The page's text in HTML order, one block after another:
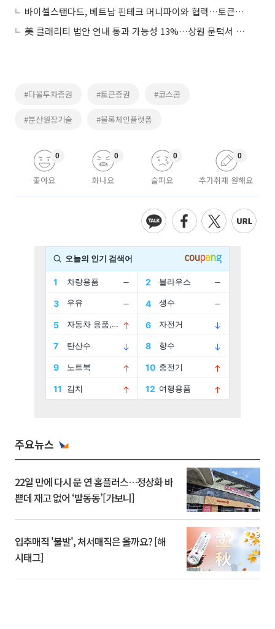
바이셀스탠다드, 베트남 핀테크 머니파이와 협력…토큰증권 해외 확장 시동
美 클래리티 법안 연내 통과 가능성 13%…상원 문턱서 제동
#다올투자증권 #토큰증권 #코스콤
#분산원장기술 #블록체인플랫폼
좋아요
0
화나요
0
슬퍼요
0
추가취재 원해요
0
주요뉴스
22일 만에 다시 문 연 홈플러스…정상화 바
쁜데 재고 없어 ‘발동동’[가보니]
입추매직 '불발', 처서매직은 올까요? [해
시태그]